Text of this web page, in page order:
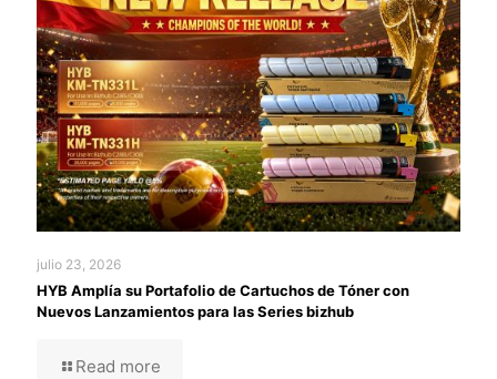
julio 23, 2026
HYB Amplía su Portafolio de Cartuchos de Tóner con
Nuevos Lanzamientos para las Series bizhub
Read more